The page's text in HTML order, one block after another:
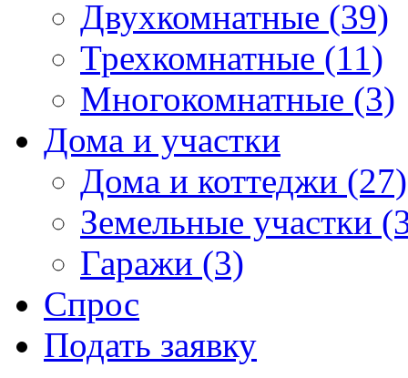
Двухкомнатные (39)
Трехкомнатные (11)
Многокомнатные (3)
Дома и участки
Дома и коттеджи (27)
Земельные участки
Гаражи (3)
Спрос
Подать заявку